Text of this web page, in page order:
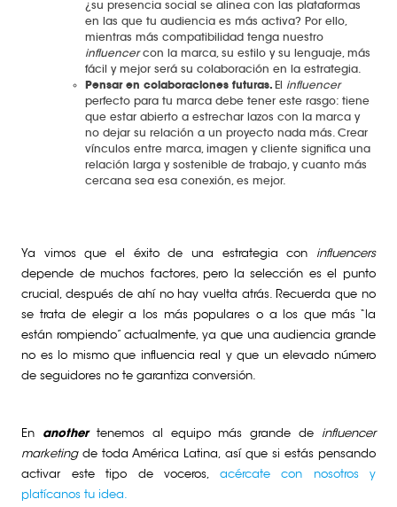
¿su presencia social se alinea con las plataformas
en las que tu audiencia es más activa? Por ello,
mientras más compatibilidad tenga nuestro
influencercon la marca, su estilo y su lenguaje, más
fácil y mejor será su colaboración en la estrategia.
Pensar en colaboraciones futuras. El influencer
perfecto para tu marca debe tener este rasgo: tiene
que estar abierto a estrechar lazos con la marca y
no dejar su relación a un proyecto nada más. Crear
vínculos entre marca, imagen y cliente significa una
relación larga y sostenible de trabajo, y cuanto más
cercana sea esa conexión, es mejor.
Ya vimos que el éxito de una estrategia con influencers
depende de muchos factores, pero la selección es el punto
crucial, después de ahí no hay vuelta atrás. Recuerda que no
se trata de elegir a los más populares o a los que más “la
están rompiendo” actualmente, ya que una audiencia grande
no es lo mismo que influencia real y que un elevado número
de seguidores no te garantiza conversión.
En anothertenemos al equipo más grande de influencer
marketingde toda América Latina, así que si estás pensando
activar este tipo de voceros, acércate con nosotros y
platícanos tu idea.